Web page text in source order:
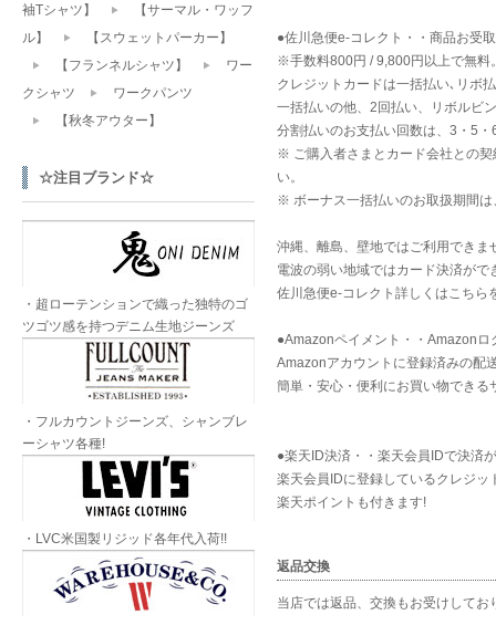
●佐川急便e-コレクト・・商品お受
※手数料800円 / 9,800円以上で無料
クレジットカードは一括払い､リボ
一括払いの他、2回払い、リボルビ
分割払いのお支払い回数は、3・5
※ ご購入者さまとカード会社との
い。
※ ボーナス一括払いのお取扱期間
沖縄、離島、壁地ではご利用できま
電波の弱い地域ではカード決済が
佐川急便e-コレクト詳しくはこちら
●Amazonペイメント・・Amazonロ
Amazonアカウントに登録済みの配
簡単・安心・便利にお買い物できる
●楽天ID決済・・楽天会員IDで決済
楽天会員IDに登録しているクレジッ
楽天ポイントも付きます!
返品交換
当店では返品、交換もお受けして
袖Tシャツ】
【サーマル・ワッフ
ル】
【スウェットパーカー】
【フランネルシャツ】
ワー
クシャツ
ワークパンツ
【秋冬アウター】
☆注目ブランド☆
・超ローテンションで織った独特のゴ
ツゴツ感を持つデニム生地ジーンズ
・フルカウントジーンズ、シャンブレ
ーシャツ各種!
・LVC米国製リジッド各年代入荷!!